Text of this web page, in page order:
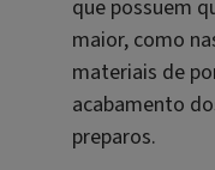
que possuem
maior, como
materiais de
acabamento
preparos.